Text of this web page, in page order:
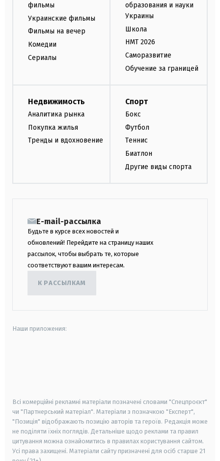
фильмы
Украинские фильмы
Фильмы на вечер
Комедии
Сериалы
образования и науки
Украины
Школа
НМТ 2026
Саморазвитие
Обучение за границей
Недвижимость
Аналитика рынка
Покупка жилья
Тренды и вдохновение
Спорт
Бокс
Футбол
Теннис
Биатлон
Другие виды спорта
E-mail-рассылка
Будьте в курсе всех новостей и
обновлений! Перейдите на страницу наших
рассылок, чтобы выбрать те, которые
соответствуют вашим интересам.
К РАССЫЛКАМ
Наши приложения:
Всі комерційні рекламні матеріали позначені словами "Спецпроєкт"
чи "Партнерський матеріал". Матеріали з позначкою "Експерт",
"Позиція" відображають позицію авторів та героїв. Редакція може
не поділяти їхніх поглядів. Детальніше щодо реклами та правил
цитування можна ознайомитись в правилах користування сайтом.
Усі права захищені. Матеріали сайту призначені для осіб старше 21